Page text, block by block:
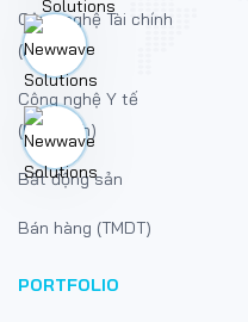
Công nghệ Tài chính
(FinTech)
Công nghệ Y tế
(MedTech)
Bất động sản
Bán hàng (TMDT)
PORTFOLIO